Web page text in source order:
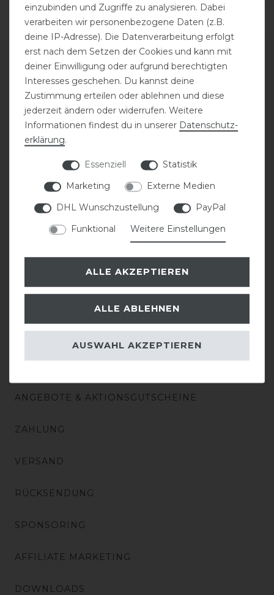
SERVICE
GRÖSSENTABELLE
BESTICKUNG
REPARATUR
DECKENWÄSCHE
EINKAUFEN
ANGEBOTE & AKTIONSGUTSCHEINE
ZAHLUNG
VERSAND
RÜCKSENDUNG
SPONSORING
AFFILIATE MARKETING
DOWNLOADS
einzubinden und Zugriffe zu analysieren. Dabei
verarbeiten wir personenbezogene Daten (z.B.
deine IP-Adresse). Die Datenverarbeitung erfolgt
erst nach dem Setzen der Cookies und kann mit
deiner Einwilligung oder aufgrund berechtigten
Interesses geschehen. Du kannst deine
Zustimmung erteilen oder ablehnen und diese
jederzeit ändern oder widerrufen. Weitere
Informationen findest du in unserer Daten­schutz­
erklärung.
Essenziell
Statistik
Marketing
Externe Medien
DHL Wunschzustellung
PayPal
Funktional
Weitere Einstellungen
ALLE AKZEPTIEREN
ALLE ABLEHNEN
AUSWAHL AKZEPTIEREN